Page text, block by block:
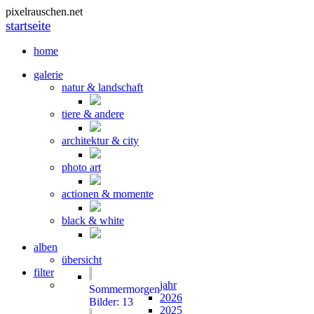
pixelrauschen.net
startseite
home
galerie
natur & landschaft
tiere & andere
architektur & city
photo art
actionen & momente
black & white
alben
übersicht
Sommermorgen
Bilder: 13
filter
jahr
2026
2025